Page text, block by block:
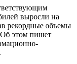
выросли на
рекордные объемы
Об этом пишет